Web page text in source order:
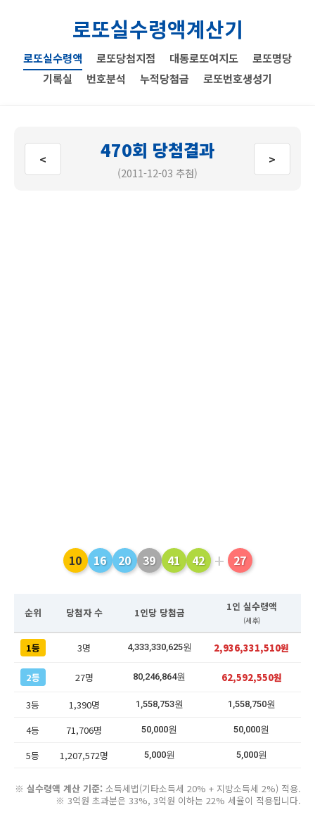
로또실수령액계산기
로또실수령액 로또당첨지점 대동로또여지도
로또명당
기록실
번호분석 누적당첨금 로또번호생성기
< 470회 당첨결과
(2011-12-03 추첨)
>
10 16 20 39 41 42 + 27
순위 당첨자 수 1인당 당첨금 1인 실수령액
(세후)
1등 3명 4,333,330,625원 2,936,331,510원
2등 27명 80,246,864원 62,592,550원
3등 1,390명 1,558,753원 1,558,750원
4등 71,706명 50,000원 50,000원
5등 1,207,572명 5,000원 5,000원
※ 실수령액 계산 기준: 소득세법(기타소득세 20% + 지방소득세 2%) 적용.
※ 3억원 초과분은 33%, 3억원 이하는 22% 세율이 적용됩니다.